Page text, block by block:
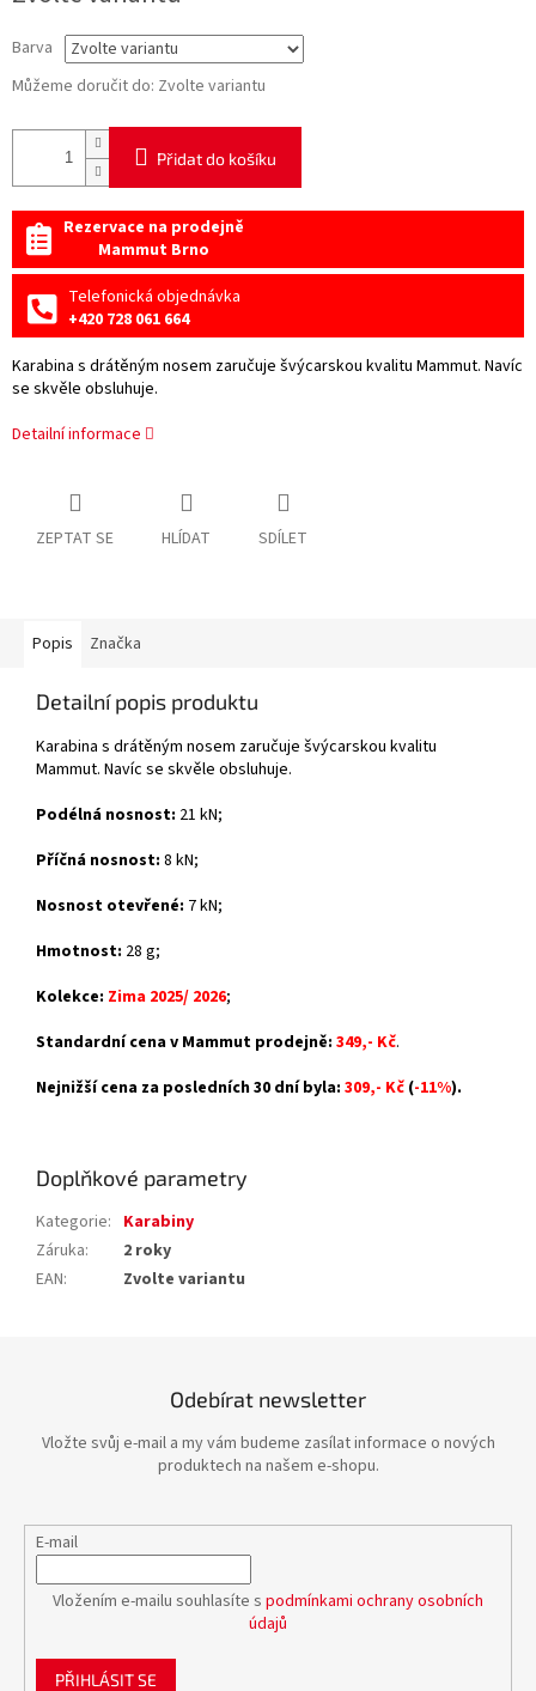
Barva
Můžeme doručit do: Zvolte variantu
Přidat do košíku
Rezervace na prodejně
Mammut Brno
Telefonická objednávka
+420 728 061 664
Karabina s drátěným nosem zaručuje švýcarskou kvalitu Mammut. Navíc
se skvěle obsluhuje.
Detailní informace
ZEPTAT SE HLÍDAT SDÍLET
Popis Značka
Detailní popis produktu
Karabina s drátěným nosem zaručuje švýcarskou kvalitu
Mammut. Navíc se skvěle obsluhuje.
Podélná nosnost: 21 kN;
Příčná nosnost: 8 kN;
Nosnost otevřené: 7 kN;
Hmotnost: 28 g;
Kolekce: Zima 2025/ 2026;
Standardní cena v Mammut prodejně: 349,- Kč.
Nejnižší cena za posledních 30 dní byla: 309,- Kč (-11%).
Doplňkové parametry
Kategorie: Karabiny
Záruka:
2 roky
EAN: Zvolte variantu
Odebírat newsletter
Vložte svůj e-mail a my vám budeme zasílat informace o nových
produktech na našem e-shopu.
E-mail
Vložením e-mailu souhlasíte s podmínkami ochrany osobních
údajů
PŘIHLÁSIT SE